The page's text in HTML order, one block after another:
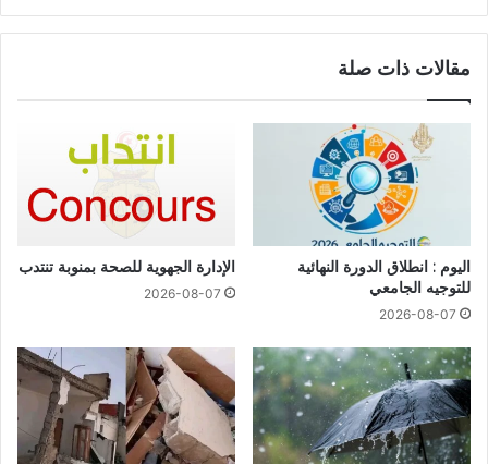
مقالات ذات صلة
اليوم : انطلاق الدورة النهائية
للتوجيه الجامعي
2026-08-07
الإدارة الجهوية للصحة بمنوبة تنتدب
2026-08-07